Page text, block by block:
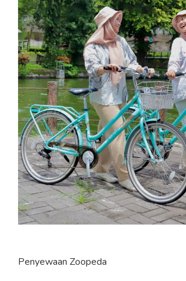
Penyewaan Zoopeda